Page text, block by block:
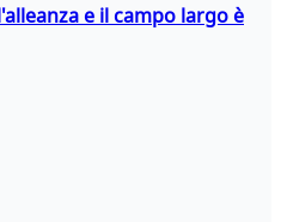
e il campo largo è